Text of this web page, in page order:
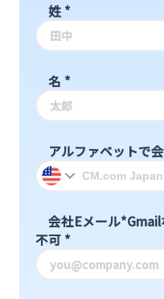
姓 *
名 *
アルファベットで
会社Eメール
不可 *